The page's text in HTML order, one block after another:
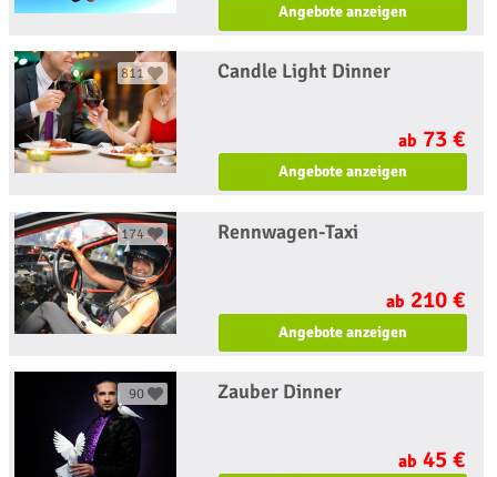
Angebote anzeigen
811 Candle Light Dinner
ab 73 €
Angebote anzeigen
174 Rennwagen-Taxi
ab 210 €
Angebote anzeigen
90 Zauber Dinner
ab 45 €